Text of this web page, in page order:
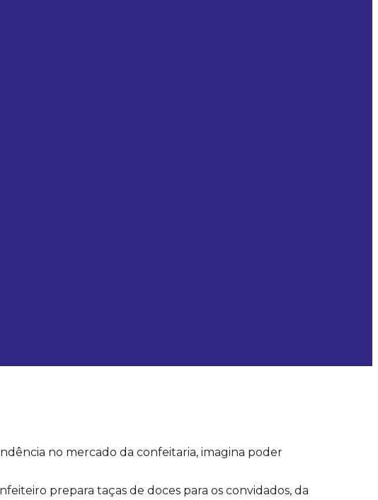
no mercado da confeitaria, imagina poder
prepara taças de doces para os convidados, da